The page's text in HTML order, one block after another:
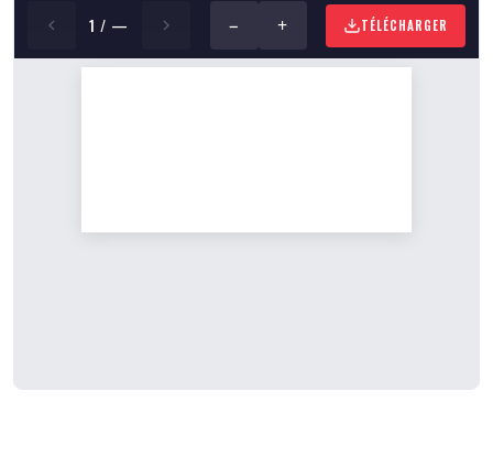
1 / — − + TÉLÉCHARGER